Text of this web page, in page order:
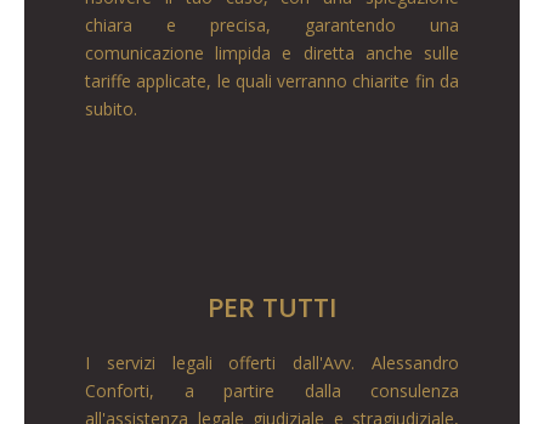
chiara e precisa, garantendo una
comunicazione limpida e diretta anche sulle
tariffe applicate, le quali verranno chiarite fin da
subito.
PER TUTTI
I servizi legali offerti dall'Avv. Alessandro
Conforti, a partire dalla consulenza
all'assistenza legale giudiziale e stragiudiziale,